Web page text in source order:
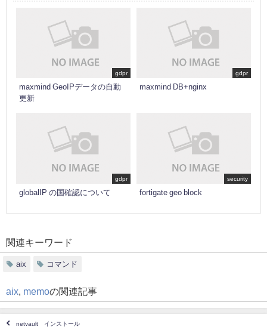
gdpr
maxmind GeoIPデータの自動
更新
gdpr
maxmind DB+nginx
gdpr
globalIP の国確認について
security
fortigate geo block
関連キーワード
aix コマンド
aix memoの関連記事
netvault インストール